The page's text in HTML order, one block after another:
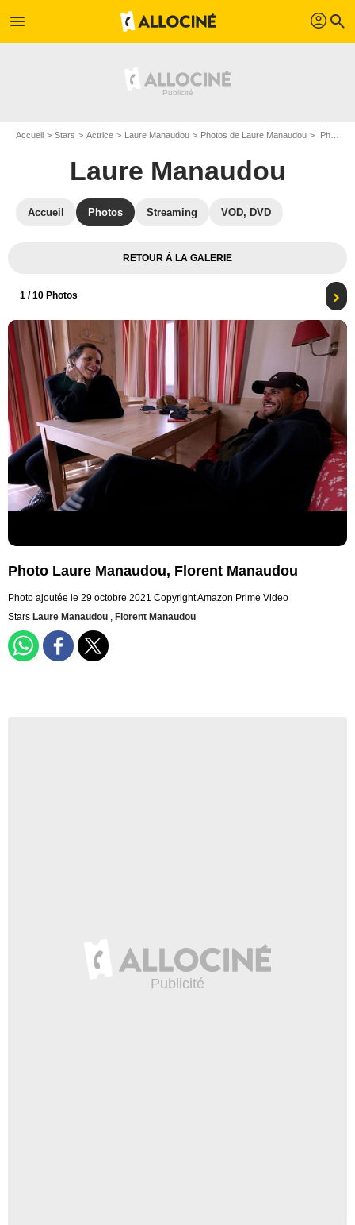
menu profil search
Accueil Stars Actrice Laure Manaudou Photos de Laure Manaudou Photo Laure Manaudou, Florent Manaudou
Laure Manaudou
Accueil Photos Streaming VOD, DVD
RETOUR À LA GALERIE
1 / 10 Photos
Photo Laure Manaudou, Florent Manaudou
Photo ajoutée le 29 octobre 2021 Copyright Amazon Prime Video
Stars Laure Manaudou , Florent Manaudou